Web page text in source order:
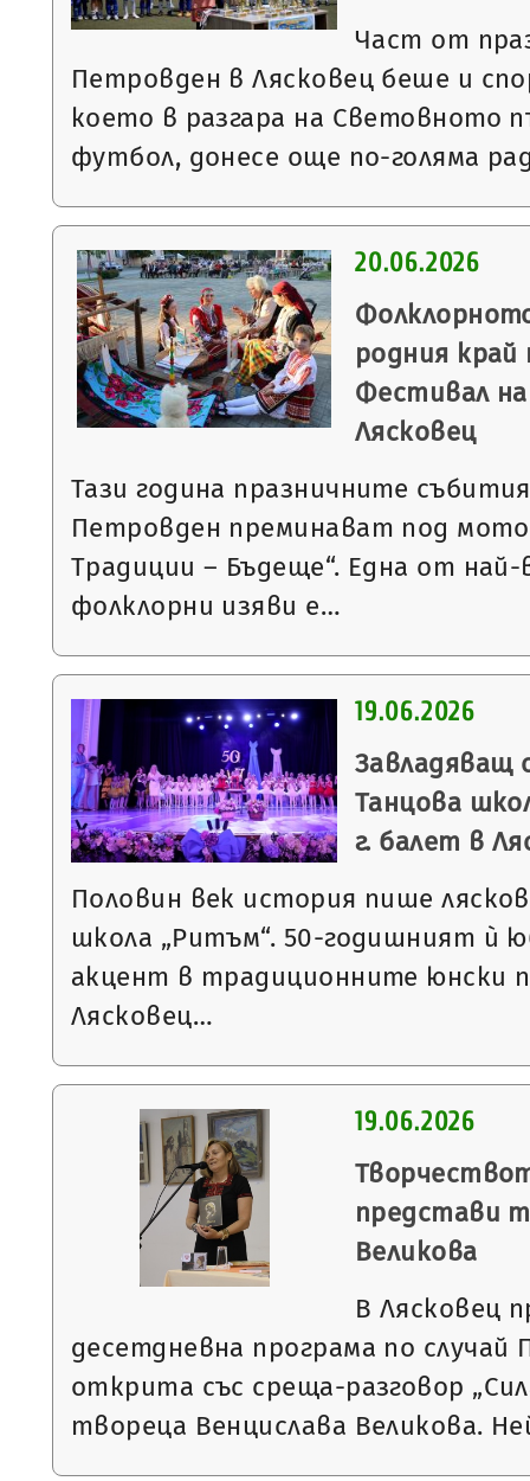
Част от
Петровден в Лясковец беше и
което в разгара на Световното
футбол, донесе още по-голяма
20.06.2026
родния
Фестивал
Лясковец
Тази година празничните
Петровден преминават под
Традиции – Бъдеще“. Една от
фолклорни изяви е…
19.06.2026
Завладяващ
Танцова
г. балет в
Половин век история пише
школа „Ритъм“. 50-годишният ѝ
акцент в традиционните юнски
Лясковец…
19.06.2026
представи
Великова
В Лясковец
десетдневна програма по
открита със среща-разговор
твореца Венцислава Великова.